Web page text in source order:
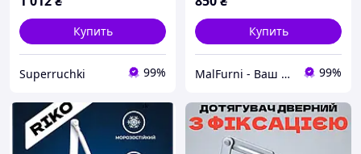
Купить
Superruchki 99%
Купить
MalFurni - Ваш надійний партнер з меблевої та дверної фурнітури 99%